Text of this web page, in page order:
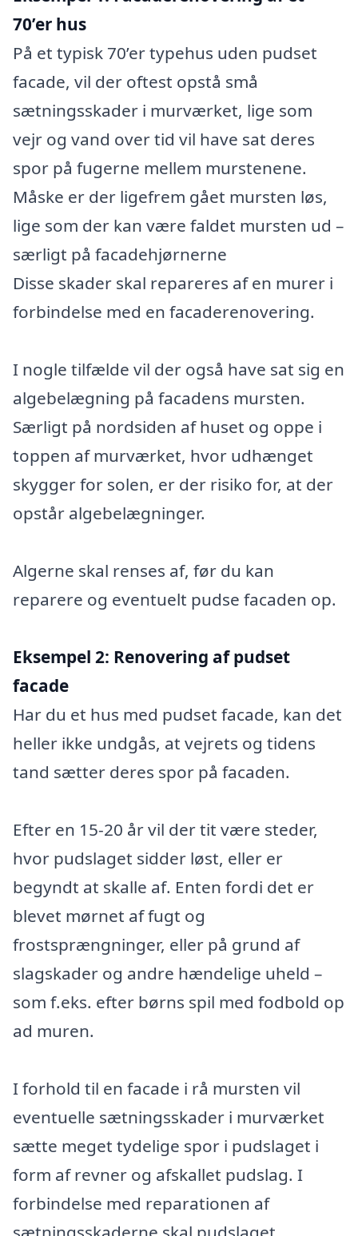
70’er hus
På et typisk 70’er typehus uden pudset
facade, vil der oftest opstå små
sætningsskader i murværket, lige som
vejr og vand over tid vil have sat deres
spor på fugerne mellem murstenene.
Måske er der ligefrem gået mursten løs,
lige som der kan være faldet mursten ud –
særligt på facadehjørnerne
Disse skader skal repareres af en murer i
forbindelse med en facaderenovering.
I nogle tilfælde vil der også have sat sig en
algebelægning på facadens mursten.
Særligt på nordsiden af huset og oppe i
toppen af murværket, hvor udhænget
skygger for solen, er der risiko for, at der
opstår algebelægninger.
Algerne skal renses af, før du kan
reparere og eventuelt pudse facaden op.
Eksempel 2: Renovering af pudset
facade
Har du et hus med pudset facade, kan det
heller ikke undgås, at vejrets og tidens
tand sætter deres spor på facaden.
Efter en 15-20 år vil der tit være steder,
hvor pudslaget sidder løst, eller er
begyndt at skalle af. Enten fordi det er
blevet mørnet af fugt og
frostsprængninger, eller på grund af
slagskader og andre hændelige uheld –
som f.eks. efter børns spil med fodbold op
ad muren.
I forhold til en facade i rå mursten vil
eventuelle sætningsskader i murværket
sætte meget tydelige spor i pudslaget i
form af revner og afskallet pudslag. I
forbindelse med reparationen af